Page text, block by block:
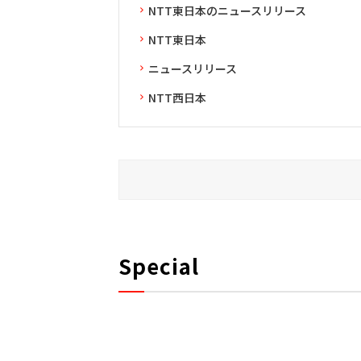
NTT東日本のニュースリリース
NTT東日本
ニュースリリース
NTT西日本
Special